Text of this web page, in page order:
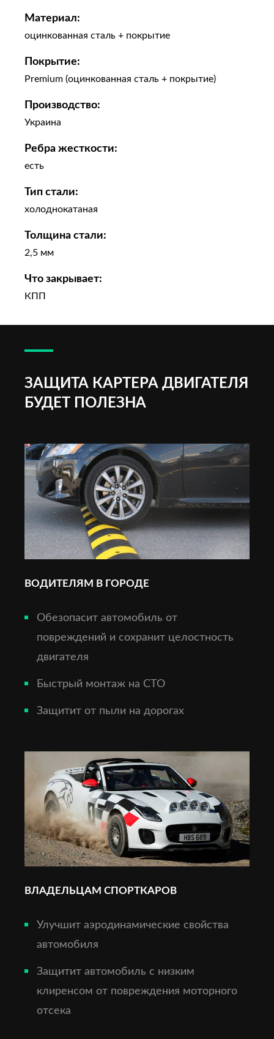
Материал:
оцинкованная сталь + покрытие
Покрытие:
Premium (оцинкованная сталь + покрытие)
Производство:
Украина
Ребра жесткости:
есть
Тип стали:
холоднокатаная
Толщина стали:
2,5 мм
Что закрывает:
КПП
ЗАЩИТА КАРТЕРА ДВИГАТЕЛЯ
БУДЕТ ПОЛЕЗНА
ВОДИТЕЛЯМ В ГОРОДЕ
Обезопасит автомобиль от
повреждений и сохранит целостность
двигателя
Быстрый монтаж на СТО
Защитит от пыли на дорогах
ВЛАДЕЛЬЦАМ СПОРТКАРОВ
Улучшит аэродинамические свойства
автомобиля
Защитит автомобиль с низким
клиренсом от повреждения моторного
отсека